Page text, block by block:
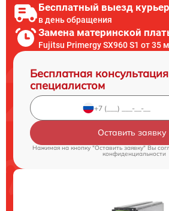
Бесплатный выезд
в день обращения
Замена материнской
Fujitsu Primergy SX960 S1 от 35
Бесплатная
специалистом
Оставить заявку
Нажимая на кнопку "Оставить заявку" Вы
конфиденциальности